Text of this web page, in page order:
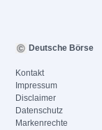
Deutsche Börse
Kontakt
Impressum
Disclaimer
Datenschutz
Markenrechte